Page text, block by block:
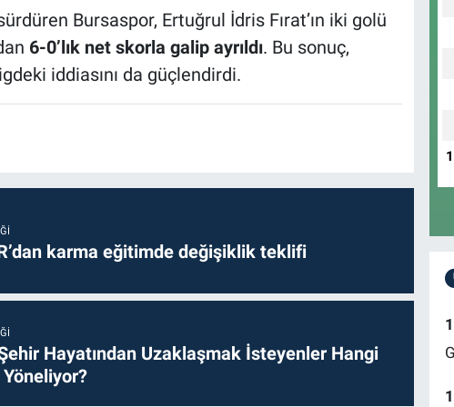
Bursaspor, Ertuğrul İdris Fırat’ın iki golü
6-0’lık net skorla galip ayrıldı. Bu sonuç,
iddiasını da güçlendirdi.
karma eğitimde değişiklik teklifi
Hayatından Uzaklaşmak İsteyenler Hangi